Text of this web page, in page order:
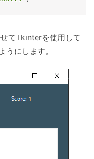
てTkinterを使用して
うにします。